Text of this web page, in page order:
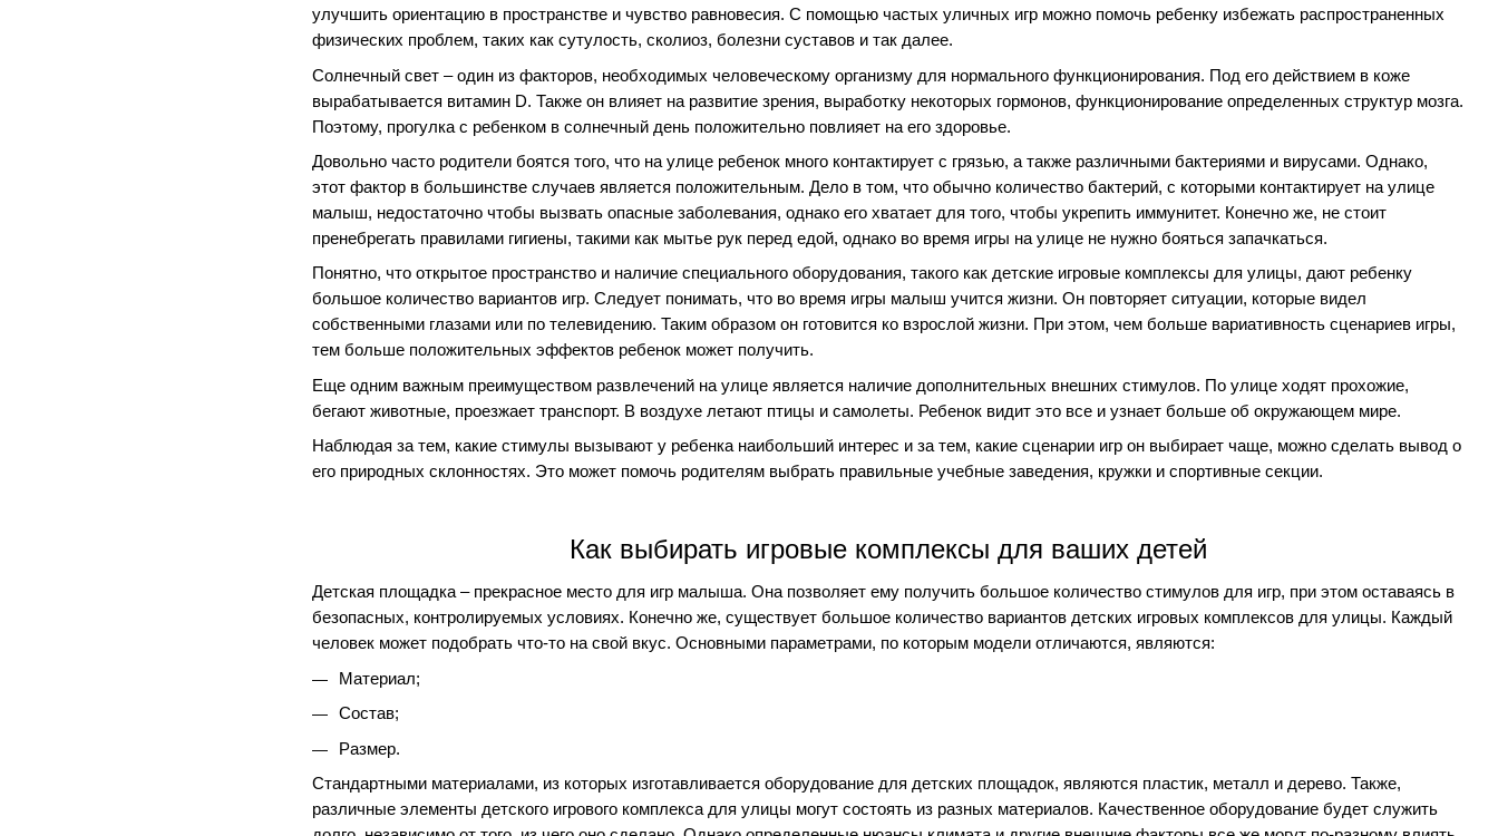
улучшить ориентацию в пространстве и чувство равновесия. С помощью частых уличных игр можно помочь ребенку избежать распространенных
физических проблем, таких как сутулость, сколиоз, болезни суставов и так далее.
Солнечный свет – один из факторов, необходимых человеческому организму для нормального функционирования. Под его действием в коже
вырабатывается витамин D. Также он влияет на развитие зрения, выработку некоторых гормонов, функционирование определенных структур мозга.
Поэтому, прогулка с ребенком в солнечный день положительно повлияет на его здоровье.
Довольно часто родители боятся того, что на улице ребенок много контактирует с грязью, а также различными бактериями и вирусами. Однако,
этот фактор в большинстве случаев является положительным. Дело в том, что обычно количество бактерий, с которыми контактирует на улице
малыш, недостаточно чтобы вызвать опасные заболевания, однако его хватает для того, чтобы укрепить иммунитет. Конечно же, не стоит
пренебрегать правилами гигиены, такими как мытье рук перед едой, однако во время игры на улице не нужно бояться запачкаться.
Понятно, что открытое пространство и наличие специального оборудования, такого как детские игровые комплексы для улицы, дают ребенку
большое количество вариантов игр. Следует понимать, что во время игры малыш учится жизни. Он повторяет ситуации, которые видел
собственными глазами или по телевидению. Таким образом он готовится ко взрослой жизни. При этом, чем больше вариативность сценариев игры,
тем больше положительных эффектов ребенок может получить.
Еще одним важным преимуществом развлечений на улице является наличие дополнительных внешних стимулов. По улице ходят прохожие,
бегают животные, проезжает транспорт. В воздухе летают птицы и самолеты. Ребенок видит это все и узнает больше об окружающем мире.
Наблюдая за тем, какие стимулы вызывают у ребенка наибольший интерес и за тем, какие сценарии игр он выбирает чаще, можно сделать вывод о
его природных склонностях. Это может помочь родителям выбрать правильные учебные заведения, кружки и спортивные секции.
Как выбирать игровые комплексы для ваших детей
Детская площадка – прекрасное место для игр малыша. Она позволяет ему получить большое количество стимулов для игр, при этом оставаясь в
безопасных, контролируемых условиях. Конечно же, существует большое количество вариантов детских игровых комплексов для улицы. Каждый
человек может подобрать что-то на свой вкус. Основными параметрами, по которым модели отличаются, являются:
Материал;
Состав;
Размер.
Стандартными материалами, из которых изготавливается оборудование для детских площадок, являются пластик, металл и дерево. Также,
различные элементы детского игрового комплекса для улицы могут состоять из разных материалов. Качественное оборудование будет служить